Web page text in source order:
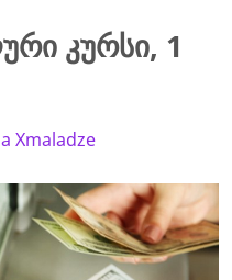
კურსი, 1
Xmaladze